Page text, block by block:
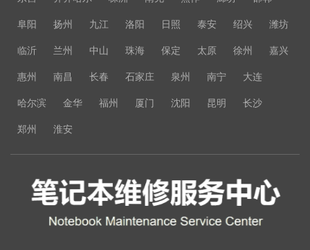
阜阳 扬州 九江 洛阳 日照 泰安 绍兴 潍坊
临沂 兰州 中山 珠海 保定 太原 徐州 嘉兴
惠州 南昌 长春 石家庄 泉州 南宁 大连
哈尔滨 金华 福州 厦门 沈阳 昆明 长沙
郑州 淮安